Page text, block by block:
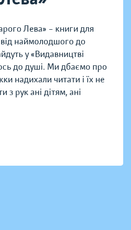
Лева» – книги для
від наймолодшого до
у «Видавництві
до душі. Ми дбаємо про
надихали читати і їх не
з рук ані дітям, ані